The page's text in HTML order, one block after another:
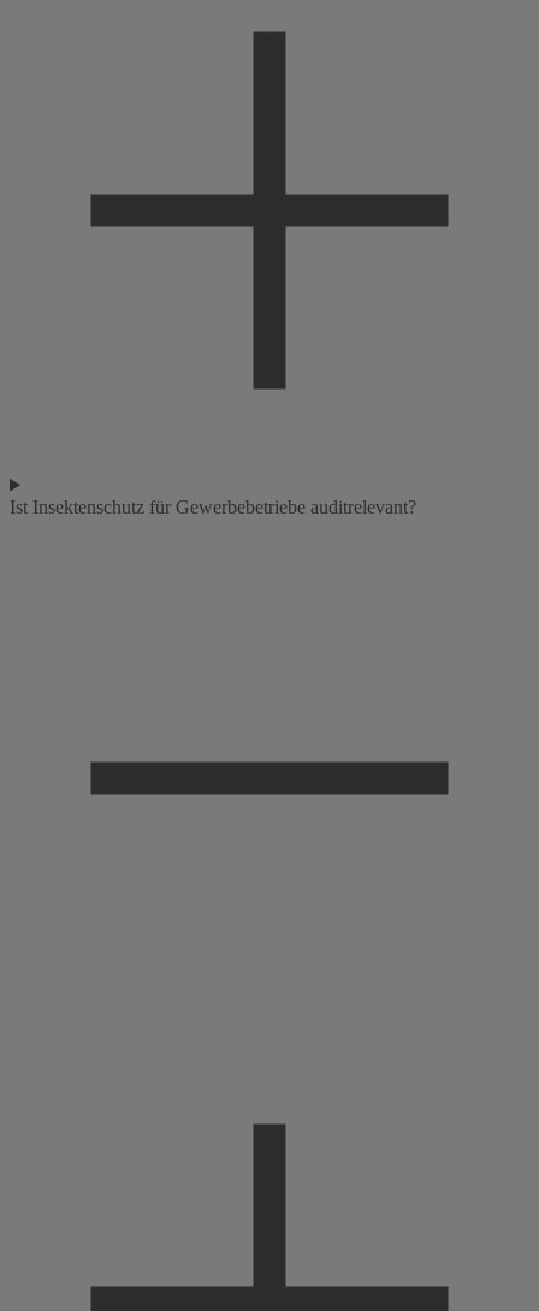
Ist Insektenschutz für Gewerbebetriebe auditrelevant?